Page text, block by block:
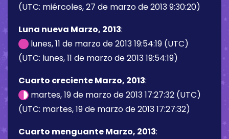
(UTC: miércoles, 27 de marzo de 2013 9:30:20)
Luna nueva Marzo, 2013:
lunes, 11 de marzo de 2013 19:54:19 (UTC)
(UTC: lunes, 11 de marzo de 2013 19:54:19)
Cuarto creciente Marzo, 2013:
martes, 19 de marzo de 2013 17:27:32 (UTC)
(UTC: martes, 19 de marzo de 2013 17:27:32)
Cuarto menguante Marzo, 2013: